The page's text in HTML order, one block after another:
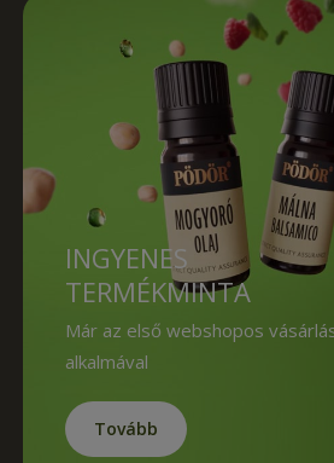
INGYENES
TERMÉKMINTA
Már az első webshopos
alkalmával
Tovább